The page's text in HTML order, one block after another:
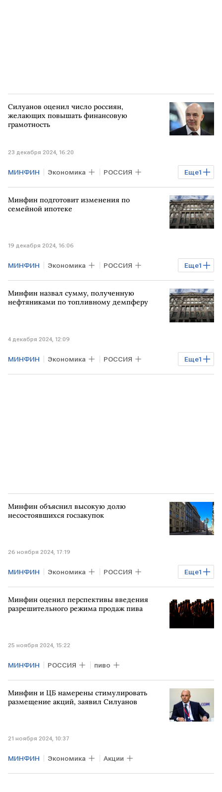
Силуанов оценил число россиян,
желающих повышать финансовую
грамотность
23 декабря 2024, 16:20
Еще1
МИНФИН Экономика РОССИЯ
Антон Силуанов
Минфин подготовит изменения по
семейной ипотеке
19 декабря 2024, 16:06
Еще1
МИНФИН Экономика РОССИЯ
ипотека
Минфин назвал сумму, полученную
нефтяниками по топливному демпферу
4 декабря 2024, 12:09
Еще1
МИНФИН Экономика РОССИЯ
Нефть
Минфин объяснил высокую долю
несостоявшихся госзакупок
26 ноября 2024, 17:19
Еще1
МИНФИН Экономика РОССИЯ
госзакупки
Минфин оценил перспективы введения
разрешительного режима продаж пива
25 ноября 2024, 15:22
МИНФИН РОССИЯ пиво
Минфин и ЦБ намерены стимулировать
размещение акций, заявил Силуанов
21 ноября 2024, 10:37
МИНФИН Экономика Акции